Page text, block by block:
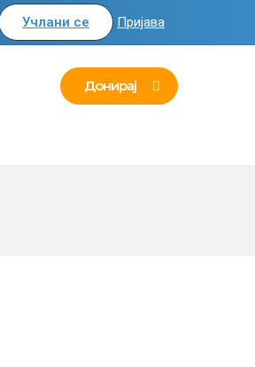
Учлани се Пријава
Донирај